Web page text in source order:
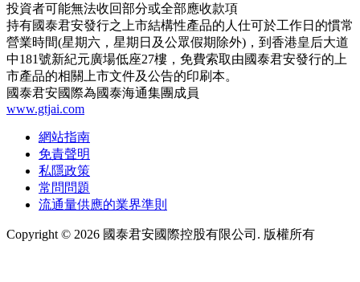
投資者可能無法收回部分或全部應收款項
持有國泰君安發行之上市結構性產品的人仕可於工作日的慣常
營業時間(星期六，星期日及公眾假期除外)，到香港皇后大道
中181號新紀元廣場低座27樓，免費索取由國泰君安發行的上
市產品的相關上市文件及公告的印刷本。
國泰君安國際為國泰海通集團成員
www.gtjai.com
網站指南
免責聲明
私隱政策
常問問題
流通量供應的業界準則
Copyright © 2026 國泰君安國際控股有限公司. 版權所有